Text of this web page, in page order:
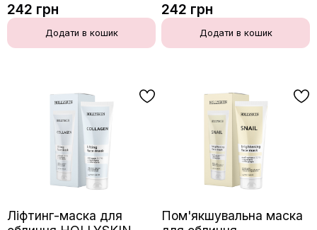
кислотою
242 грн
Додати в кошик
242 грн
Додати в кошик
Ліфтинг-маска для
Пом'якшувальна маска